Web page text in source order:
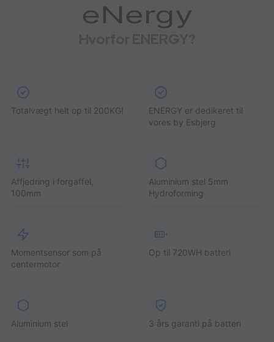
eNergy
Totalvægt helt op til 200KG!
ENERGY er dedikeret til
vores by Esbjerg
Affjedring i forgaffel,
100mm
Aluminium stel 5mm
Hydroforming
Momentsensor som på
centermotor
Op til 720WH batteri
Aluminium stel 3 års garanti på batteri